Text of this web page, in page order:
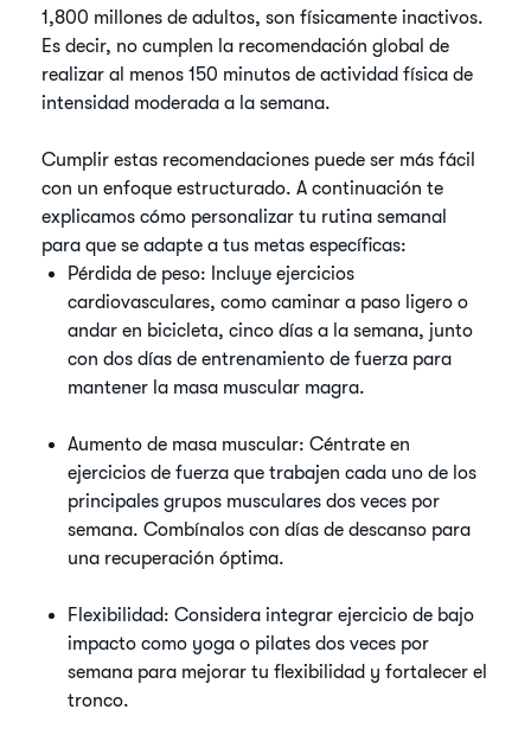
1,800 millones de adultos, son físicamente inactivos.
Es decir, no cumplen la recomendación global de
realizar al menos 150 minutos de actividad física de
intensidad moderada a la semana.
Cumplir estas recomendaciones puede ser más fácil
con un enfoque estructurado. A continuación te
explicamos cómo personalizar tu rutina semanal
para que se adapte a tus metas específicas:
Pérdida de peso: Incluye ejercicios
cardiovasculares, como caminar a paso ligero o
andar en bicicleta, cinco días a la semana, junto
con dos días de entrenamiento de fuerza para
mantener la masa muscular magra.
Aumento de masa muscular: Céntrate en
ejercicios de fuerza que trabajen cada uno de los
principales grupos musculares dos veces por
semana. Combínalos con días de descanso para
una recuperación óptima.
Flexibilidad: Considera integrar ejercicio de bajo
impacto como yoga o pilates dos veces por
semana para mejorar tu flexibilidad y fortalecer el
tronco.